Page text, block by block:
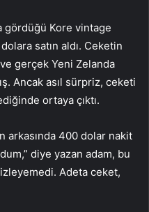
gördüğü Kore vintage
satın aldı. Ceketin
gerçek Yeni Zelanda
Ancak asıl sürpriz, ceketi
ortaya çıktı.
arkasında 400 dolar nakit
diye yazan adam, bu
Adeta ceket,